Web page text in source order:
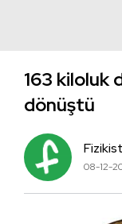
163 kiloluk
dönüştü
Fizikist
08-12-